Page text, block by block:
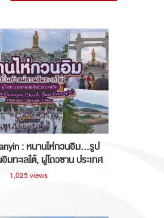
: หนานไห่กวนอิม...รูป
มทะเลใต้, ผู่โถวซาน ประเทศ
จีน
1,025 views